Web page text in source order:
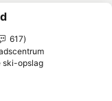
aan favorieten
617
ski-opslag